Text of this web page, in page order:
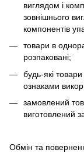
виглядом і
зовнішнього
компонентів
товари в
розпаковані;
будь-які
ознаками
замовлений
виготовлений
Обмін та